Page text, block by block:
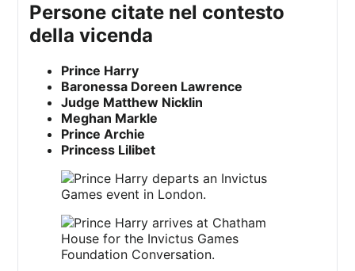
persone citate nel contesto
della vicenda
Prince Harry
Baronessa Doreen Lawrence
Judge Matthew Nicklin
Meghan Markle
Prince Archie
Princess Lilibet